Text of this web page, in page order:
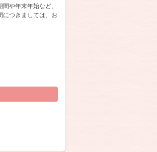
や年末年始など、
につきましては、お